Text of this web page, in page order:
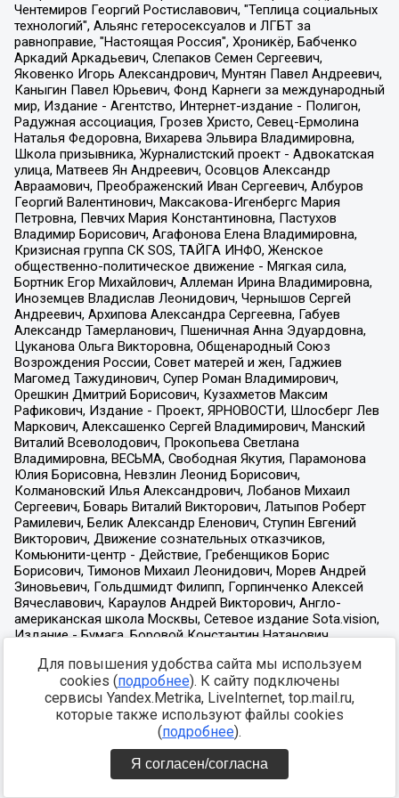
Для повышения удобства сайта мы используем
cookies (подробнее). К сайту подключены
сервисы Yandex.Metrika, LiveInternet, top.mail.ru,
которые также используют файлы cookies
(подробнее).
Я согласен/согласна